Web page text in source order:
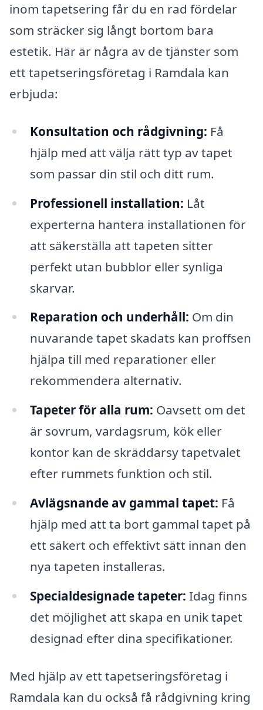
inom tapetsering får du en rad fördelar
som sträcker sig långt bortom bara
estetik. Här är några av de tjänster som
ett tapetseringsföretag i Ramdala kan
erbjuda:
Konsultation och rådgivning: Få
hjälp med att välja rätt typ av tapet
som passar din stil och ditt rum.
Professionell installation: Låt
experterna hantera installationen för
att säkerställa att tapeten sitter
perfekt utan bubblor eller synliga
skarvar.
Reparation och underhåll: Om din
nuvarande tapet skadats kan proffsen
hjälpa till med reparationer eller
rekommendera alternativ.
Tapeter för alla rum: Oavsett om det
är sovrum, vardagsrum, kök eller
kontor kan de skräddarsy tapetvalet
efter rummets funktion och stil.
Avlägsnande av gammal tapet: Få
hjälp med att ta bort gammal tapet på
ett säkert och effektivt sätt innan den
nya tapeten installeras.
Specialdesignade tapeter: Idag finns
det möjlighet att skapa en unik tapet
designad efter dina specifikationer.
Med hjälp av ett tapetseringsföretag i
Ramdala kan du också få rådgivning kring